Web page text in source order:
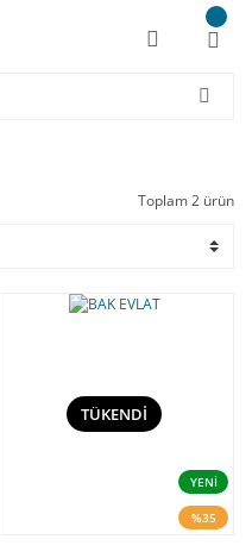
Toplam 2 ürün
YENİ
%35
TÜKENDİ